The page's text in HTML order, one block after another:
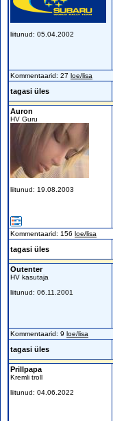
liitunud: 05.04.2002
Kommentaarid: 27 loe/lisa
tagasi üles
Auron
HV Guru
liitunud: 19.08.2003
Kommentaarid: 156 loe/lisa
tagasi üles
Outenter
HV kasutaja
liitunud: 06.11.2001
Kommentaarid: 9 loe/lisa
tagasi üles
Prillpapa
Kremli troll
liitunud: 04.06.2022